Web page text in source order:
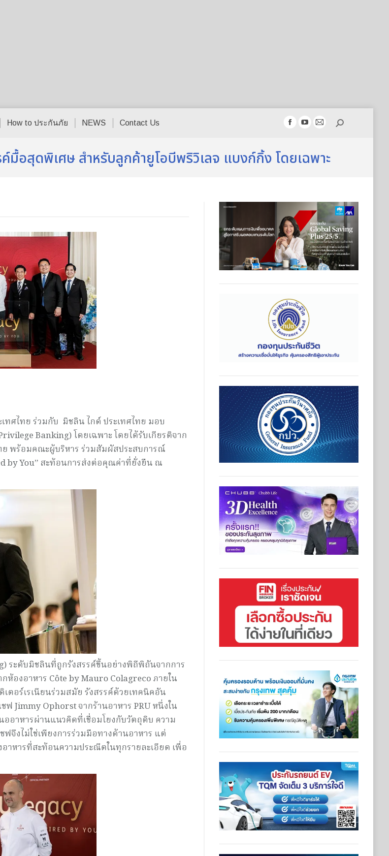
How to ประกันภัย NEWS Contact Us
Facebook
opens
in
YouTube
opens
in
Mail
opens
in
Search:
มื้อสุดพิเศษ สำหรับลูกค้ายูโอบีพริวิเลจ แบงก์กิ้ง โดยเฉพาะ
ทศไทย ร่วมกับ มิชลิน ไกด์ ประเทศไทย มอบ
Banking) โดยเฉพาะ โดยได้รับเกียรติจาก
ย พร้อมคณะผู้บริหาร ร่วมสัมผัสประสบการณ์
by You” สะท้อนการส่งต่อคุณค่าที่ยั่งยืน ณ
ระดับมิชลินที่ถูกรังสรรค์ขึ้นอย่างพิถีพิถันจากการ
องอาหาร Côte by Mauro Colagreco ภายใน
ตอร์เรเนียนร่วมสมัย รังสรรค์ด้วยเทคนิคอัน
Jimmy Ophorst จากร้านอาหาร PRU หนึ่งใน
ออาหารผ่านแนวคิดที่เชื่อมโยงกับวัตถุดิบ ความ
จึงไม่ใช่เพียงการร่วมมือทางด้านอาหาร แต่
หารที่สะท้อนความประณีตในทุกรายละเอียด เพื่อ